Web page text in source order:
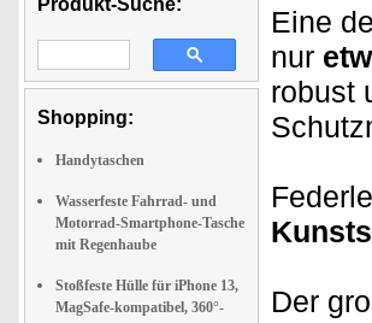
Produkt-Suche:
Shopping:
Handytaschen
Wasserfeste Fahrrad- und
Motorrad-Smartphone-Tasche
mit Regenhaube
Stoßfeste Hülle für iPhone 13,
MagSafe-kompatibel, 360°-
Eine
nur
robust
Der